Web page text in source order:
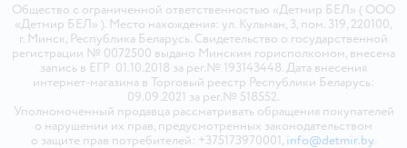
Общество с ограниченной ответственностью «Детмир БЕЛ» ( ООО
«Детмир БЕЛ» ). Место нахождения: ул. Кульман, 3, пом. 319, 220100,
г. Минск, Республика Беларусь. Свидетельство о государственной
регистрации № 0072500 выдано Минским горисполкомом, внесена
запись в ЕГР 01.10.2018 за рег.№ 193143448. Дата внесения
интернет-магазина в Торговый реестр Республики Беларусь:
09.09.2021 за рег.№ 518552.
Уполномоченный продавца рассматривать обращения покупателей
о нарушении их прав, предусмотренных законодательством
о защите прав потребителей: +375173970001, info@detmir.by.